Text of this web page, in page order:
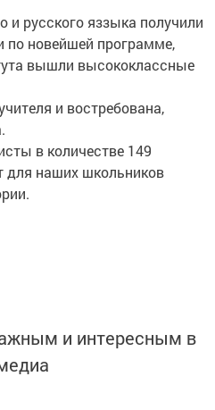
и русского яззыка получили
по новейшей программе,
вышли высококлассные
и востребована,
в количестве 149
для наших школьников
и интересным в